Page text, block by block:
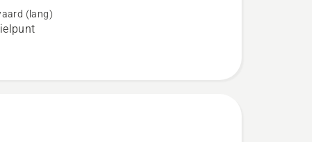
(lang)